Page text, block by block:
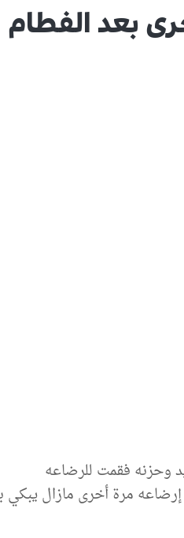
بعد الفطام
مرة أخرى مازال يبكي